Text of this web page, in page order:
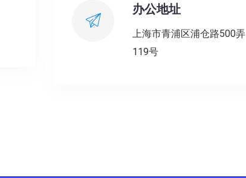
办公地址
上海市青浦区浦仓路500弄
119号